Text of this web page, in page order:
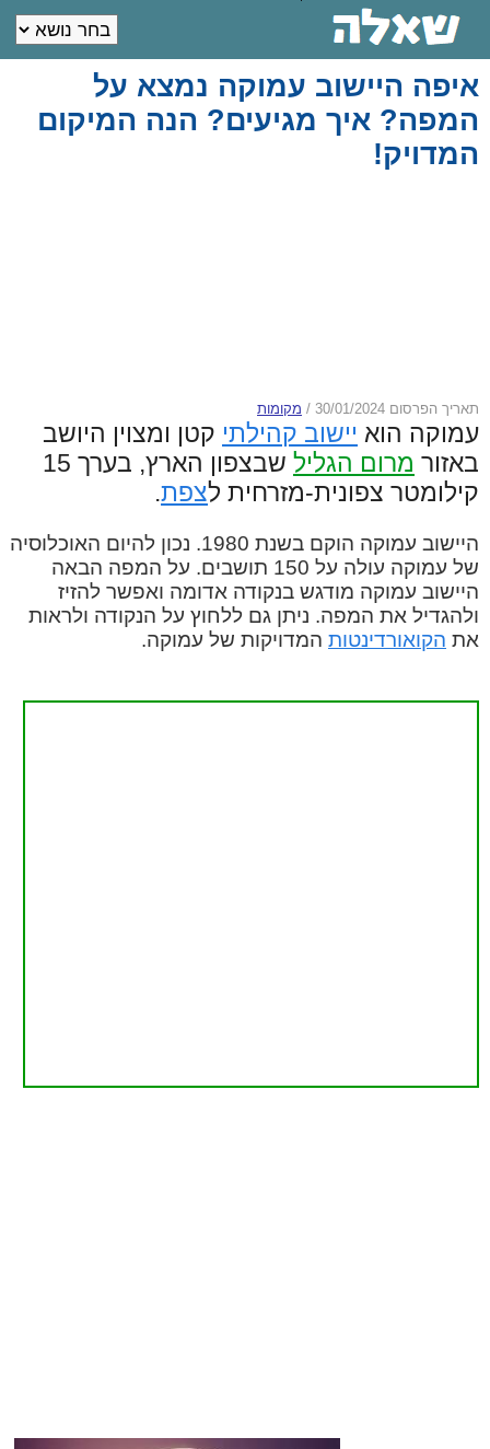
איפה היישוב עמוקה נמצא על
המפה? איך מגיעים? הנה המיקום
המדויק!
תאריך הפרסום 30/01/2024 / מקומות
עמוקה הוא יישוב קהילתי קטן ומצוין היושב
באזור מרום הגליל
שבצפון הארץ, בערך 15
קילומטר צפונית-מזרחית לצפת.
היישוב עמוקה הוקם בשנת 1980. נכון להיום האוכלוסיה
של עמוקה עולה על 150 תושבים. על המפה הבאה
היישוב עמוקה מודגש בנקודה אדומה ואפשר להזיז
ולהגדיל את המפה. ניתן גם ללחוץ על הנקודה ולראות
את הקואורדינטות המדויקות של עמוקה.